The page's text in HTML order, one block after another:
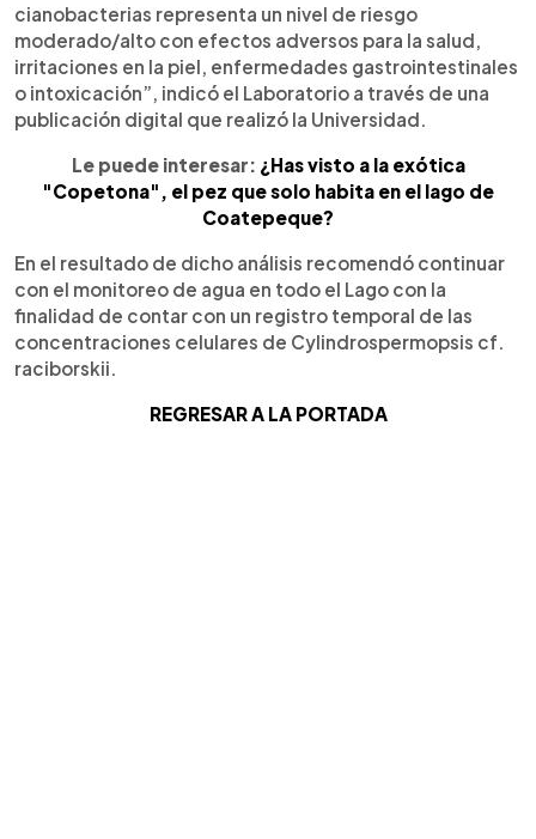
cianobacterias representa un nivel de riesgo
moderado/alto con efectos adversos para la salud,
irritaciones en la piel, enfermedades gastrointestinales
o intoxicación”, indicó el Laboratorio a través de una
publicación digital que realizó la Universidad.
Le puede interesar: ¿Has visto a la exótica
"Copetona", el pez que solo habita en el lago de
Coatepeque?
En el resultado de dicho análisis recomendó continuar
con el monitoreo de agua en todo el Lago con la
finalidad de contar con un registro temporal de las
concentraciones celulares de Cylindrospermopsis cf.
raciborskii.
REGRESAR A LA PORTADA